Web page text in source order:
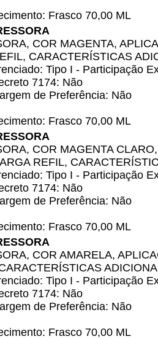
Frasco 70,00 ML
COR MAGENTA,
CARACTERÍSTICAS
Tipo I - Participação
7174: Não
de Preferência: Não
Frasco 70,00 ML
COR MAGENTA
REFIL,
Tipo I - Participação
7174: Não
de Preferência: Não
Frasco 70,00 ML
COR AMARELA,
Tipo I - Participação
7174: Não
de Preferência: Não
Frasco 70,00 ML